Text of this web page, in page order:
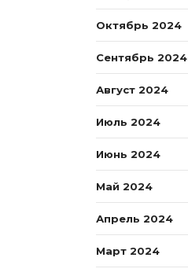
Октябрь 2024
Сентябрь 2024
Август 2024
Июль 2024
Июнь 2024
Май 2024
Апрель 2024
Март 2024